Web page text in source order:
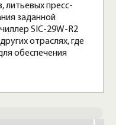
литьевых пресс-
заданной
SIC-29W-R2
отраслях, где
обеспечения